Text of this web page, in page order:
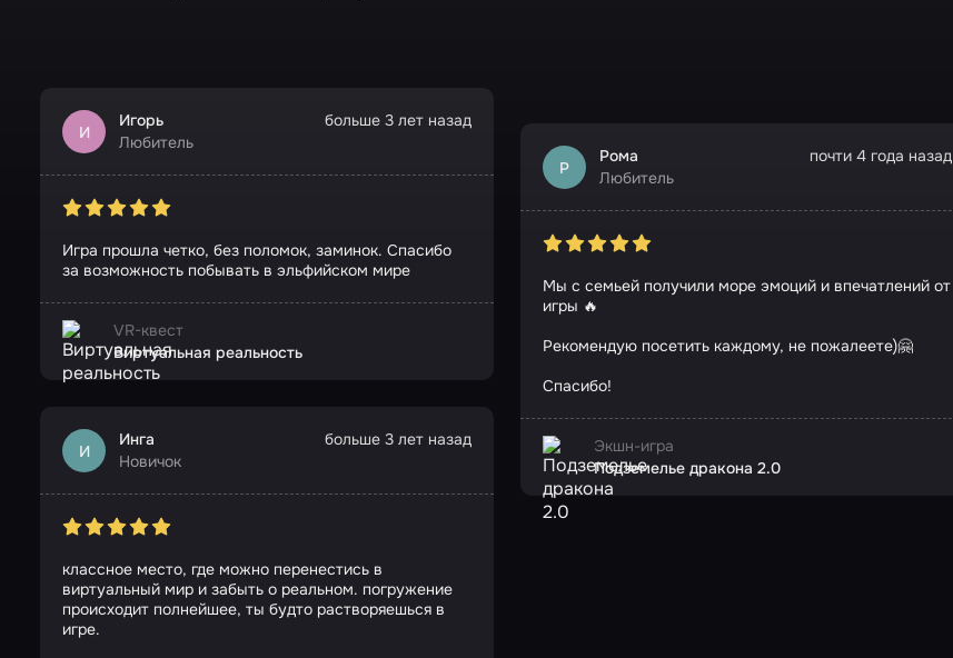
И
Игорь
Любитель
больше 3 лет назад
Игра прошла четко, без поломок, заминок. Спасибо
за возможность побывать в эльфийском мире
VR-квест
Виртуальная реальность
И
Инга
Новичок
больше 3 лет назад
классное место, где можно перенестись в
виртуальный мир и забыть о реальном. погружение
происходит полнейшее, ты будто растворяешься в
игре.
Р
Рома
Любитель
почти 4 года назад
Мы с семьей получили море эмоций и впечатлений от
игры 🔥
Рекомендую посетить каждому, не пожалеете)🤗
Спасибо!
Экшн-игра
Подземелье дракона 2.0